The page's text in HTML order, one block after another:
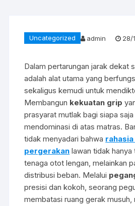
Uncategorized admin 28/
Dalam pertarungan jarak dekat
adalah alat utama yang
sekaligus kemudi untuk
Membangun kekuatan grip
prasyarat mutlak bagi siapa
mendominasi di atas matras.
tidak menyadari bahwa
pergerakan lawan tidak
tenaga otot lengan, melainkan
distribusi beban. Melalui
presisi dan kokoh, seorang
membatasi ruang gerak musuh,